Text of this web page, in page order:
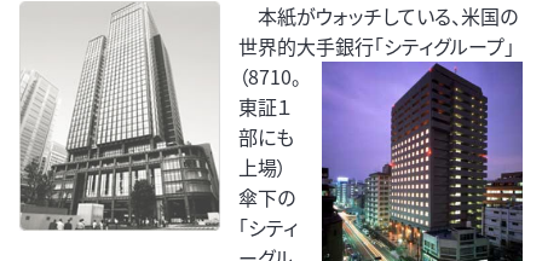
本紙がウォッチしている、米国の
世界的大手銀行「シティグループ」
（8710。
東証１
部にも
上場）
傘下の
「シティ